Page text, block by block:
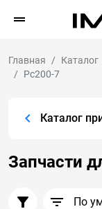
Главная Каталог
Pc200-7
Каталог
Запчасти
По